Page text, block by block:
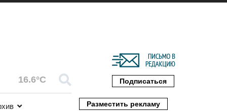
16.6°C Подписаться
Разместить рекламу